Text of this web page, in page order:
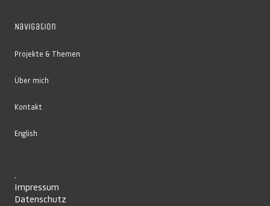
Navigation
Projekte & Themen
Über mich
Kontakt
English
.
Impressum
Datenschutz